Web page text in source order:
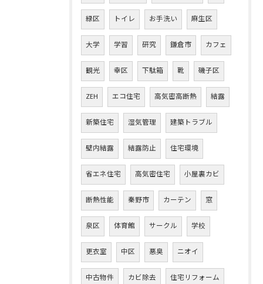
緑区 トイレ お手洗い 麻生区
大学 学習 研究 鎌倉市 カフェ
観光 幸区 下駄箱 靴 磯子区
ZEH エコ住宅 高気密高断熱 結露
新築住宅 湿気管理 建築トラブル
壁内結露 結露防止 住宅環境
省エネ住宅 高気密住宅 小屋裏カビ
断熱性能 秦野市 カーテン 窓
泉区 体育館 サークル 学校
更衣室 中区 悪臭 ニオイ
中古物件 カビ除去 住宅リフォーム